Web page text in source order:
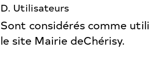
D. Utilisateurs
Sont considérés comme
le site Mairie deChérisy.